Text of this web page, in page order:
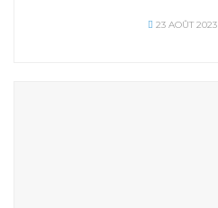
23 AOÛT 2023